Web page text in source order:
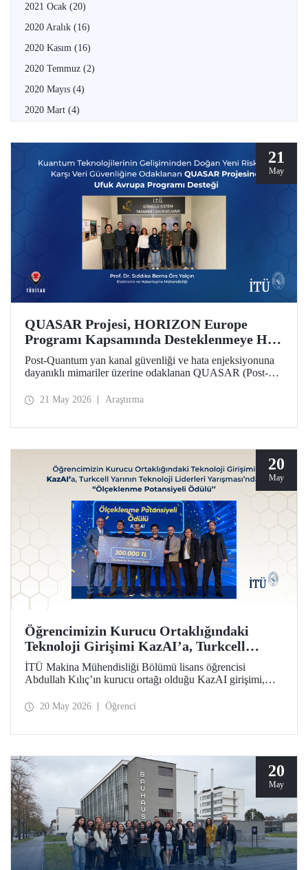
2021 Ocak (20)
2020 Aralık (16)
2020 Kasım (16)
2020 Temmuz (2)
2020 Mayıs (4)
2020 Mart (4)
21
May
QUASAR Projesi, HORIZON Europe
Programı Kapsamında Desteklenmeye Hak
Kazandı
Post-Quantum yan kanal güvenliği ve hata enjeksiyonuna
dayanıklı mimariler üzerine odaklanan QUASAR (Post-
Architectures for RISC V Platforms) projesi, HORIZON
21 May 2026 Araştırma
20
May
Öğrencimizin Kurucu Ortaklığındaki
Teknoloji Girişimi KazAI’a, Turkcell
Yarının Teknoloji Liderleri Yarışmasında
“Ölçeklenme Potansiyeli Ödülü”
İTÜ Makina Mühendisliği Bölümü lisans öğrencisi
Abdullah Kılıç’ın kurucu ortağı olduğu KazAI girişimi,
Potansiyeli Ödülü”nün sahibi oldu. Farklı disiplinlerden
20 May 2026 Öğrenci
20
May